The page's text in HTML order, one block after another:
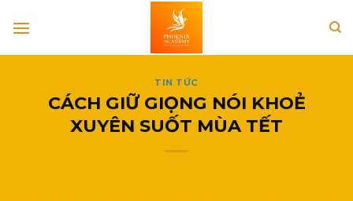
TIN TỨC
CÁCH GIỮ GIỌNG NÓI KHOẺ
XUYÊN SUỐT MÙA TẾT